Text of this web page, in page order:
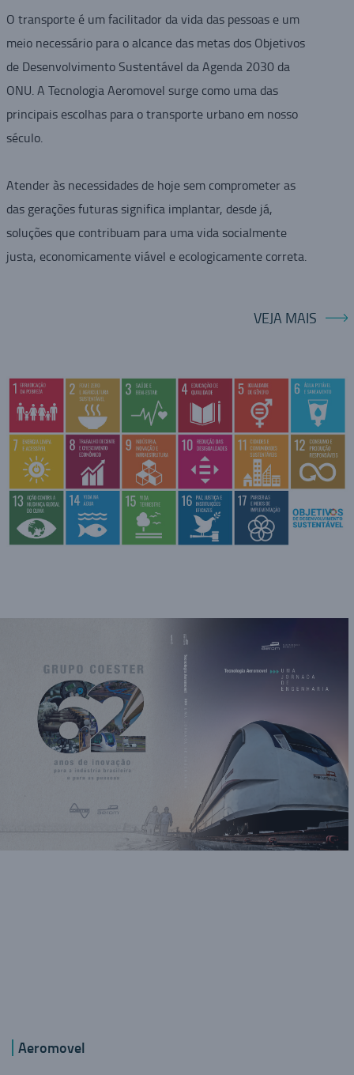
O transporte é um facilitador da vida das pessoas e um
meio necessário para o alcance das metas dos Objetivos
de Desenvolvimento Sustentável da Agenda 2030 da
ONU. A Tecnologia Aeromovel surge como uma das
principais escolhas para o transporte urbano em nosso
século.
Atender às necessidades de hoje sem comprometer as
das gerações futuras significa implantar, desde já,
soluções que contribuam para uma vida socialmente
justa, economicamente viável e ecologicamente correta.
VEJA MAIS
Aeromovel